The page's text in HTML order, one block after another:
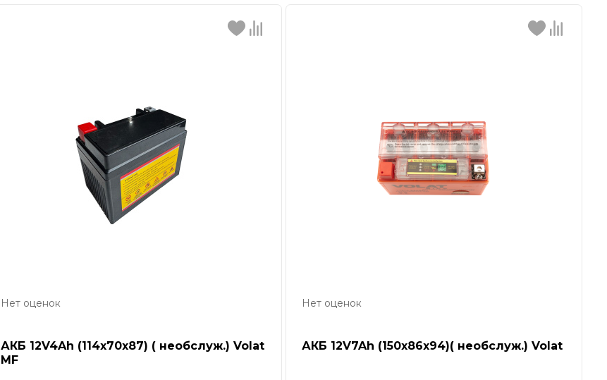
Нет оценок
АКБ 12V4Ah (114x70x87) ( необслуж.) Volat
MF
Нет оценок
АКБ 12V7Ah (150х86х94)( необслуж.) Volat